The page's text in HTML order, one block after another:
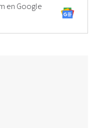
en Google